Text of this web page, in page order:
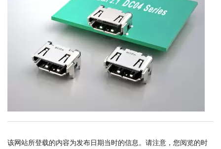
该网站所登载的内容为发布日期当时的信息。请注意，您阅览的时